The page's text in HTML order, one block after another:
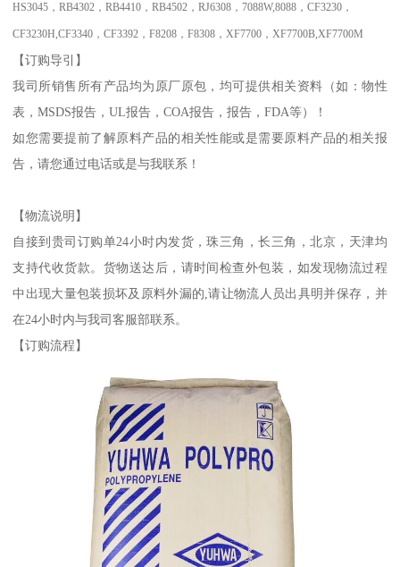
HS3045 ，RB4302 ，RB4410 ，RB4502 ，RJ6308 ，7088W,8088 ，CF3230 ，
CF3230H,CF3340 ，CF3392 ，F8208 ，F8308 ，XF7700 ，XF7700B,XF7700M
【订购导引】
我司所销售所有产品均为原厂原包，均可提供相关资料（如：物性
表，MSDS报告，UL报告，COA报告，报告，FDA等）！
如您需要提前了解原料产品的相关性能或是需要原料产品的相关报
告，请您通过电话或是与我联系！
【物流说明】
自接到贵司订购单24小时内发货，珠三角，长三角，北京，天津均
支持代收货款。货物送达后，请时间检查外包装，如发现物流过程
中出现大量包装损坏及原料外漏的 ,请让物流人员出具明并保存，并
在24小时内与我司客服部联系。
【订购流程】